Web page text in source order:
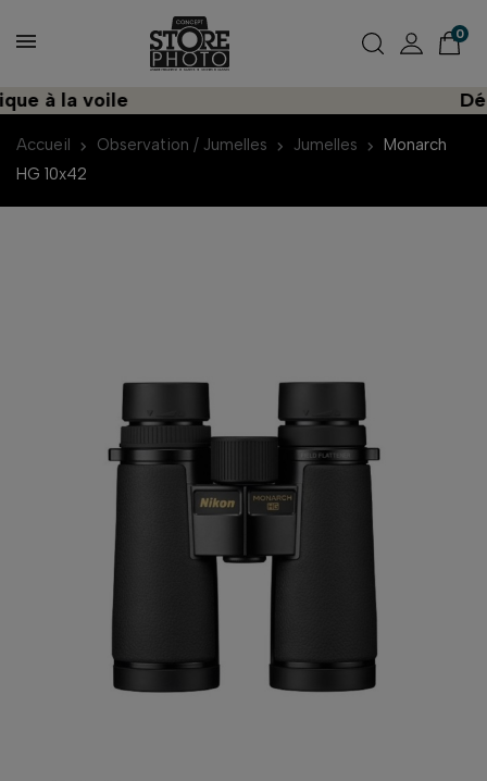
0
à la voile
Accueil Observation / Jumelles Jumelles
Monarch
HG 10x42